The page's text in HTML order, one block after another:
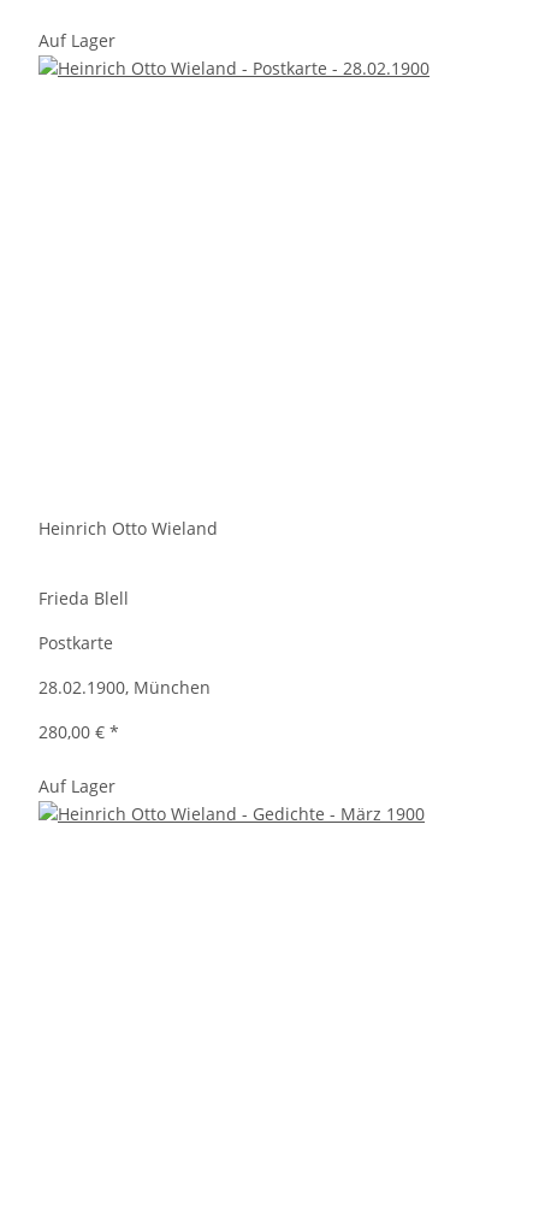
Auf Lager
Heinrich Otto Wieland
Frieda Blell
Postkarte
28.02.1900, München
280,00 € *
Auf Lager